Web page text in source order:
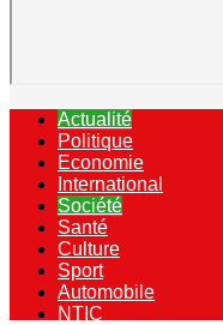
Actualité
Politique
Economie
International
Société
Santé
Culture
Sport
Automobile
NTIC